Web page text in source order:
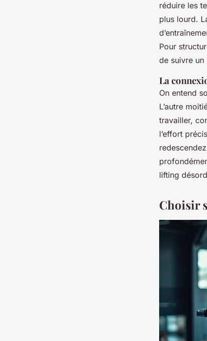
réduire les
plus lourd.
Pour
de suivre un
La
On entend
L’autre
travailler,
l’effort
lifting
Choisir